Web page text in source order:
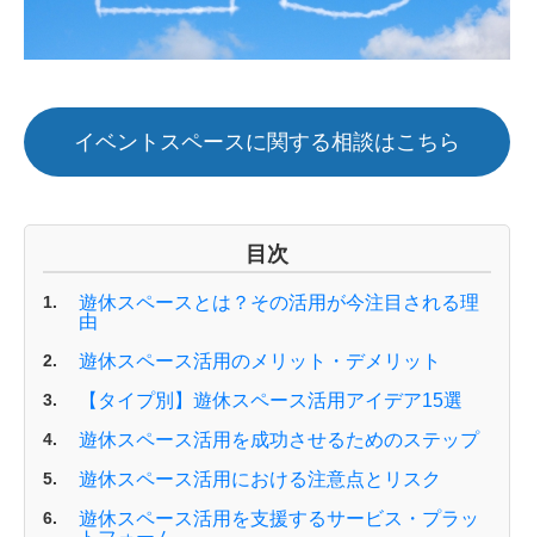
イベントスペースに関する相談はこちら
目次
遊休スペースとは？その活用が今注目される理
由
遊休スペース活用のメリット・デメリット
【タイプ別】遊休スペース活用アイデア15選
遊休スペース活用を成功させるためのステップ
遊休スペース活用における注意点とリスク
遊休スペース活用を支援するサービス・プラッ